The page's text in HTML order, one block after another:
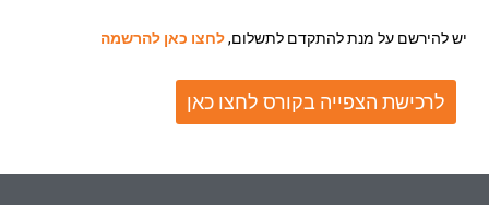
יש להירשם על מנת להתקדם לתשלום,לחצו כאן להרשמה
לרכישת הצפייה בקורס לחצו כאן